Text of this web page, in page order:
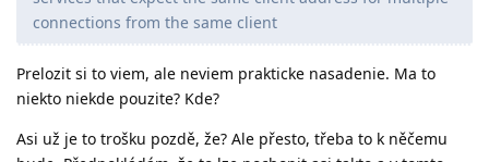
connections from the same client
Prelozit si to viem, ale neviem prakticke nasadenie. Ma to
niekto niekde pouzite? Kde?
Asi už je to trošku pozdě, že? Ale přesto, třeba to k něčemu